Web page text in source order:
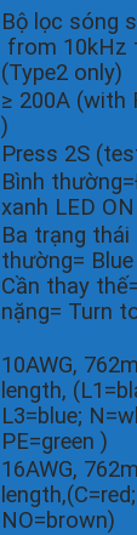
Bộ lọc sóng
from 10kHz
(Type2 only)
≥ 200A (with
)
Press 2S
Bình
xanh LED ON
Ba trạng thái
thường= Blue
Cần thay
nặng= Turn
10AWG,
length,
L3=blue;
PE=green )
16AWG,
NO=brown)